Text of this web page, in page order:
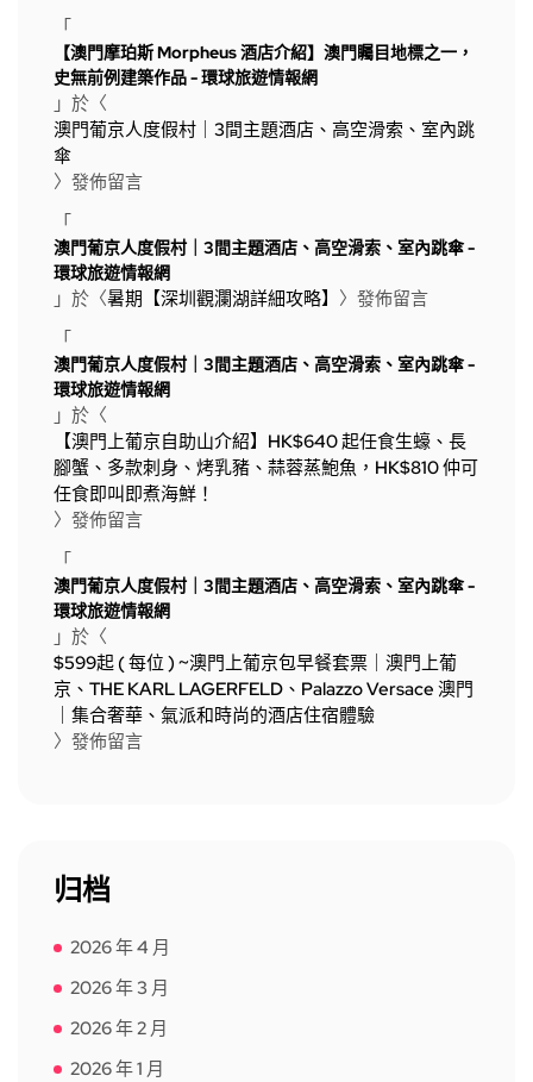
「
【澳門摩珀斯 Morpheus 酒店介紹】澳門矚目地標之一，
史無前例建築作品 - 環球旅遊情報網
」於〈
澳門葡京人度假村｜3間主題酒店、高空滑索、室內跳
傘
〉發佈留言
「
澳門葡京人度假村｜3間主題酒店、高空滑索、室內跳傘 -
環球旅遊情報網
」於〈暑期【深圳觀瀾湖詳細攻略】 〉發佈留言
「
澳門葡京人度假村｜3間主題酒店、高空滑索、室內跳傘 -
環球旅遊情報網
」於〈
【澳門上葡京自助山介紹】HK$640 起任食生蠔、長
腳蟹、多款刺身、烤乳豬、蒜蓉蒸鮑魚，HK$810 仲可
任食即叫即煮海鮮！
〉發佈留言
「
澳門葡京人度假村｜3間主題酒店、高空滑索、室內跳傘 -
環球旅遊情報網
」於〈
$599起 ( 每位 ) ~澳門上葡京包早餐套票｜澳門上葡
京、THE KARL LAGERFELD、Palazzo Versace 澳門
｜集合奢華、氣派和時尚的酒店住宿體驗
〉發佈留言
归档
2026 年 4 月
2026 年 3 月
2026 年 2 月
2026 年 1 月